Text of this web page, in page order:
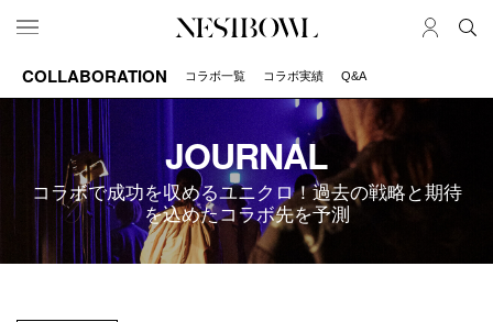
HOME JOB
新着求人
ブランド一覧
JOURNAL COLLABORATION
COLLABORATION コラボ一覧 コラボ実績 Q&A
JOURNAL
コラボで成功を収めるユニクロ！過去の戦略と期待
を込めたコラボ先を予測